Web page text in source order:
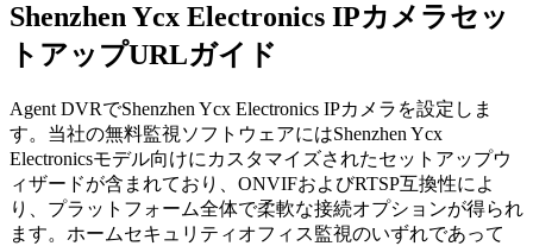
Shenzhen Ycx Electronics IPカメラセッ
トアップURLガイド
Agent DVRでShenzhen Ycx Electronics IPカメラを設定しま
す。当社の無料監視ソフトウェアにはShenzhen Ycx
Electronicsモデル向けにカスタマイズされたセットアップウ
ィザードが含まれており、ONVIFおよびRTSP互換性によ
り、プラットフォーム全体で柔軟な接続オプションが得られ
ます。ホームセキュリティオフィス監視のいずれであって